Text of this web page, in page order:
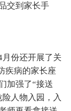
交到家长手
份还开展了关
疾病的家长座
加强了“接送
人物入园，入